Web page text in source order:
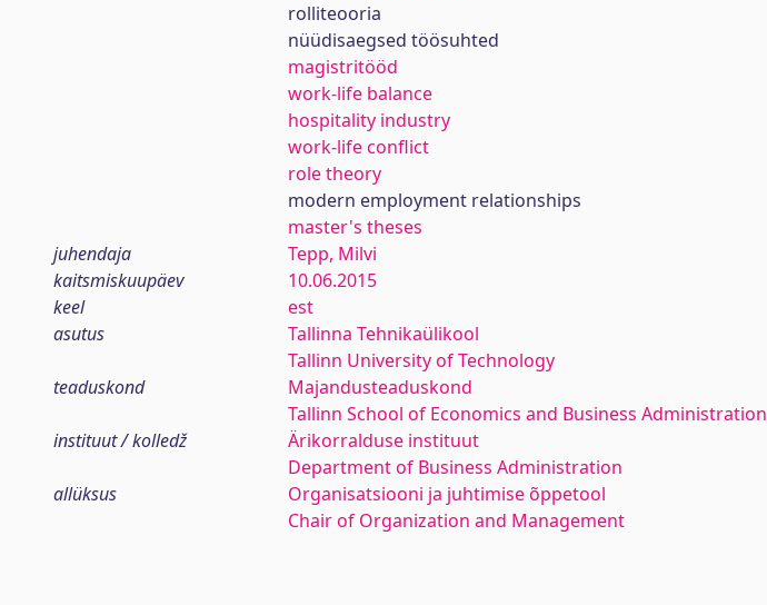
rolliteooria
nüüdisaegsed töösuhted
magistritööd
work-life balance
hospitality industry
work-life conflict
role theory
modern employment relationships
master's theses
juhendaja
Tepp, Milvi
kaitsmiskuupäev
10.06.2015
keel
est
asutus
Tallinna Tehnikaülikool
Tallinn University of Technology
teaduskond
Majandusteaduskond
Tallinn School of Economics and Business Administration
instituut / kolledž
Ärikorralduse instituut
Department of Business Administration
allüksus
Organisatsiooni ja juhtimise õppetool
Chair of Organization and Management